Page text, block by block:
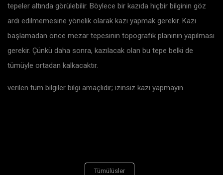
tepeler altında görülebilir. Böylece bir kazıda hiçbir bilginin göz
ardı edilmemesine yönelik olarak kazı yapmak gerekir. Kazı
başlamadan önce mezar tepesinin topografik planının yapılması
gerekir. Çünkü daha sonra, kazılacak olan bu tepe belki de
tümüyle ortadan kalkacaktır.
verilen tüm bilgiler bilgi amaçlıdır; izinsiz kazı yapmayın.
Tümülüsler